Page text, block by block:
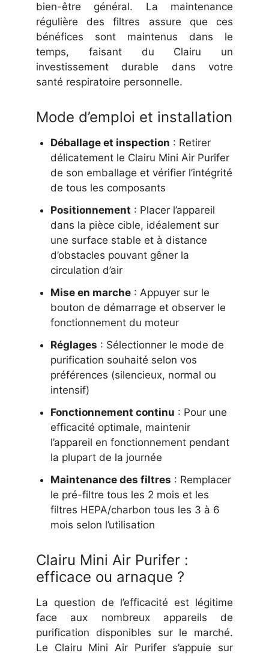
bien-être général. La maintenance
régulière des filtres assure que ces
bénéfices sont maintenus dans le
temps, faisant du Clairu un
investissement durable dans votre
santé respiratoire personnelle.
Mode d’emploi et installation
Déballage et inspection : Retirer
délicatement le Clairu Mini Air Purifer
de son emballage et vérifier l’intégrité
de tous les composants
Positionnement : Placer l’appareil
dans la pièce cible, idéalement sur
une surface stable et à distance
d’obstacles pouvant gêner la
circulation d’air
Mise en marche : Appuyer sur le
bouton de démarrage et observer le
fonctionnement du moteur
Réglages : Sélectionner le mode de
purification souhaité selon vos
préférences (silencieux, normal ou
intensif)
Fonctionnement continu : Pour une
efficacité optimale, maintenir
l’appareil en fonctionnement pendant
la plupart de la journée
Maintenance des filtres : Remplacer
le pré-filtre tous les 2 mois et les
filtres HEPA/charbon tous les 3 à 6
mois selon l’utilisation
Clairu Mini Air Purifer :
efficace ou arnaque ?
La question de l’efficacité est légitime
face aux nombreux appareils de
purification disponibles sur le marché.
Le Clairu Mini Air Purifer s’appuie sur